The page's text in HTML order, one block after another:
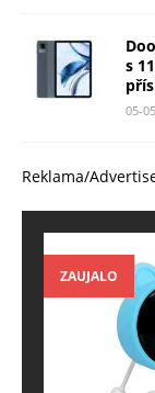
s
05-
Reklama/
ZAUJALO